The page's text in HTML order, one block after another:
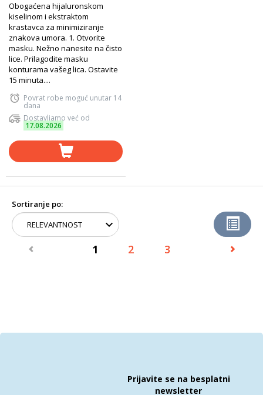
Obogaćena hijaluronskom
kiselinom i ekstraktom
krastavca za minimiziranje
znakova umora. 1. Otvorite
masku. Nežno nanesite na čisto
lice. Prilagodite masku
konturama vašeg lica. Ostavite
15 minuta....
Povrat robe moguć unutar 14
dana
Dostavljamo već od
17.08.2026
Sortiranje po:
1 2 3
Prijavite se na besplatni
newsletter